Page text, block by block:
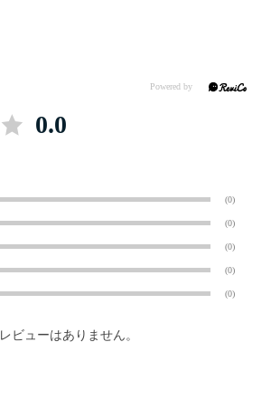
0.0
(0)
(0)
(0)
(0)
(0)
レビューはありません。